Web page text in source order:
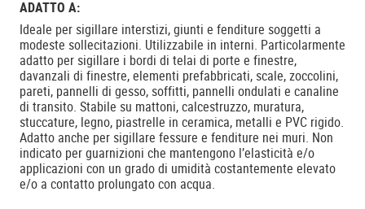
ADATTO A:
Ideale per sigillare interstizi, giunti e fenditure soggetti a
modeste sollecitazioni. Utilizzabile in interni. Particolarmente
adatto per sigillare i bordi di telai di porte e finestre,
davanzali di finestre, elementi prefabbricati, scale, zoccolini,
pareti, pannelli di gesso, soffitti, pannelli ondulati e canaline
di transito. Stabile su mattoni, calcestruzzo, muratura,
stuccature, legno, piastrelle in ceramica, metalli e PVC rigido.
Adatto anche per sigillare fessure e fenditure nei muri. Non
indicato per guarnizioni che mantengono l’elasticità e/o
applicazioni con un grado di umidità costantemente elevato
e/o a contatto prolungato con acqua.